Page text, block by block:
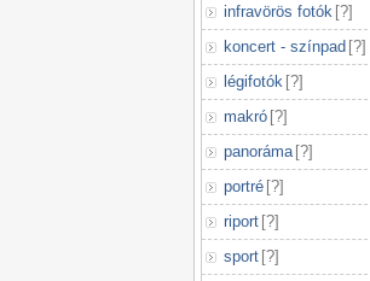
infravörös fotók [?]
koncert - színpad [?]
légifotók [?]
makró [?]
panoráma [?]
portré [?]
riport [?]
sport [?]